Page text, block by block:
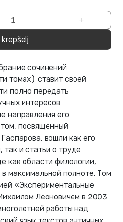
+
krepšelį
сочинений
томах) ставит своей
полно передать
интересов
направления его
посвященный
вошли как его
и статьи о труде
как области филологии,
максимальной полноте. Том
«Экспериментальные
Леоновичем в 2003
работы над